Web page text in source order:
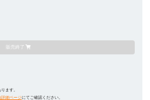
販売終了
ます。
詳細ページにてご確認ください。